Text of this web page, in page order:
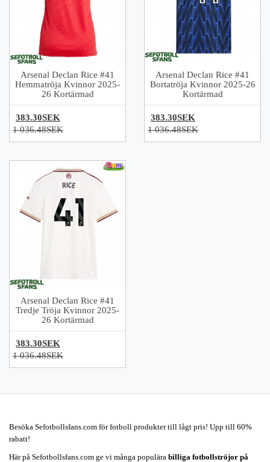
Arsenal Declan Rice #41
Hemmatröja Kvinnor 2025-
26 Kortärmad
383.30SEK
1 036.48SEK
Arsenal Declan Rice #41
Bortatröja Kvinnor 2025-26
Kortärmad
383.30SEK
1 036.48SEK
Arsenal Declan Rice #41
Tredje Tröja Kvinnor 2025-
26 Kortärmad
383.30SEK
1 036.48SEK
Besöka Sefotbollsfans.com för fotboll produkter till lågt pris! Upp till 60%
rabatt!
Här på Sefotbollsfans.com ge vi många populära billiga fotbollströjor på